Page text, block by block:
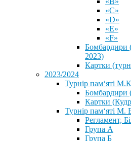
«С»
«D»
«Е»
«F»
Бомбардири
2023)
Картки
2023/2024
⁨Турнір пам‘яті
Бомбардири
Картки
⁨Турнір пам‘яті М.
Регламент,
Група А
Група Б